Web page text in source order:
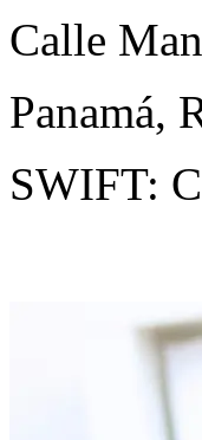
Calle
Panamá,
SWIFT: